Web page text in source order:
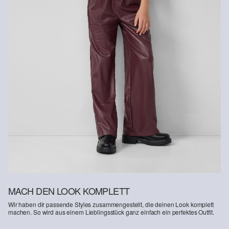
MACH DEN LOOK KOMPLETT
Wir haben dir passende Styles zusammengestellt, die deinen Look komplett
machen. So wird aus einem Lieblingsstück ganz einfach ein perfektes Outfit.